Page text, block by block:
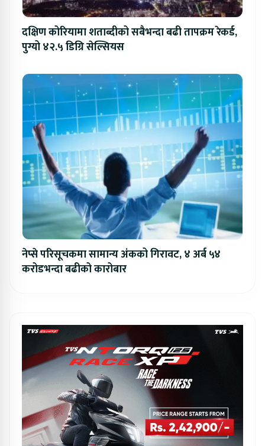
दक्षिण कोरियामा शताब्दीको सबैभन्दा बढी तापक्रम रेकर्ड,
पुग्यो ४२.५ डिग्रि सेल्सियस
नेप्से परिसूचकमा सामान्य अंकको गिरावट, ४ अर्ब ५४
करोडभन्दा बढीको कारोबार